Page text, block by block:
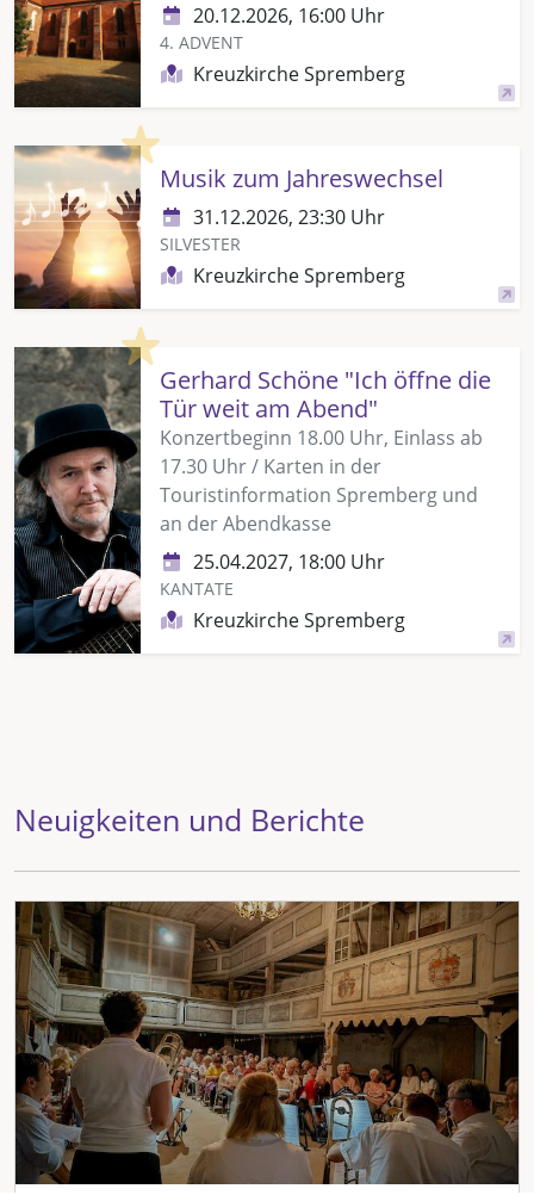
20.12.2026, 16:00 Uhr
4. ADVENT
Kreuzkirche Spremberg
Highlight
Musik zum Jahreswechsel
31.12.2026, 23:30 Uhr
SILVESTER
Kreuzkirche Spremberg
Highlight
Gerhard Schöne "Ich öffne die
Tür weit am Abend"
Konzertbeginn 18.00 Uhr, Einlass ab
17.30 Uhr / Karten in der
Touristinformation Spremberg und
an der Abendkasse
25.04.2027, 18:00 Uhr
KANTATE
Kreuzkirche Spremberg
Neuigkeiten und Berichte